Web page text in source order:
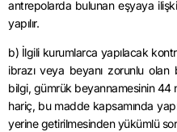
antrepolarda bulunan eşyaya
yapılır.
b) İlgili kurumlarca yapılacak
ibrazı veya beyanı zorunlu
bilgi, gümrük beyannamesinin 44
hariç, bu madde kapsamında
yerine getirilmesinden yükümlü